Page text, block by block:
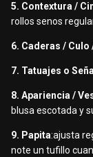
5. Contextura /
rollos senos
6. Caderas / Culo
7. Tatuajes o
8. Apariencia /
blusa escotada y
9. Papita:ajusta
note un tufillo